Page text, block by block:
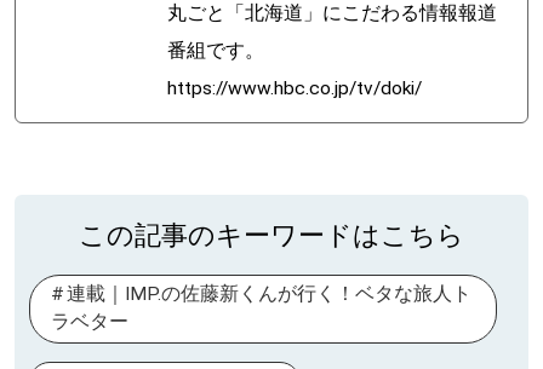
丸ごと「北海道」にこだわる情報報道
番組です。
https://www.hbc.co.jp/tv/doki/
この記事のキーワードはこちら
連載｜IMP.の佐藤新くんが行く！ベタな旅人ト
ラベター